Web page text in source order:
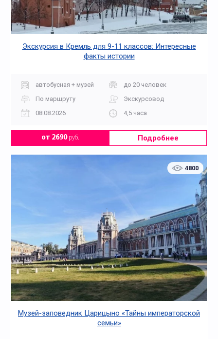
Экскурсия в Кремль для 9-11 классов: Интересные
факты истории
автобусная + музей
до 20 человек
По маршруту
Экскурсовод
08.08.2026
4,5 часа
от 2690руб. Подробнее
4800
Музей-заповедник Царицыно «Тайны императорской
семьи»